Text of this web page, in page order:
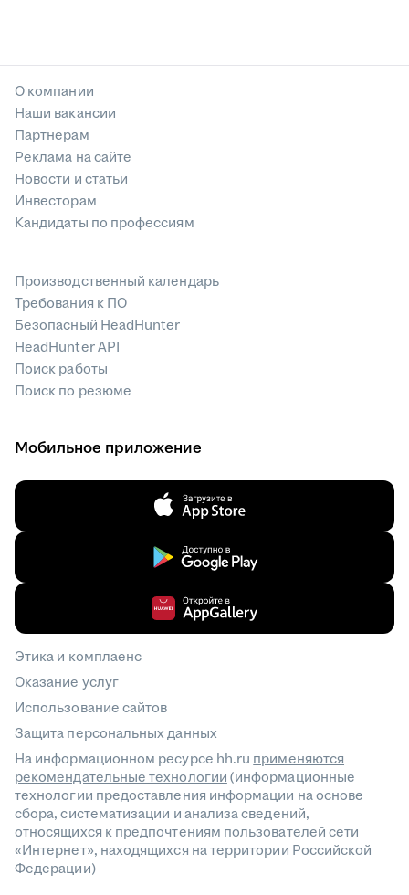
О компании
Наши вакансии
Партнерам
Реклама на сайте
Новости и статьи
Инвесторам
Кандидаты по профессиям
Производственный календарь
Требования к ПО
Безопасный HeadHunter
HeadHunter API
Поиск работы
Поиск по резюме
Мобильное приложение
Этика и комплаенс
Оказание услуг
Использование сайтов
Защита персональных данных
На информационном ресурсе hh.ru применяются
рекомендательные технологии(информационные
технологии предоставления информации на основе
сбора, систематизации и анализа сведений,
относящихся к предпочтениям пользователей сети
«Интернет», находящихся на территории Российской
Федерации)